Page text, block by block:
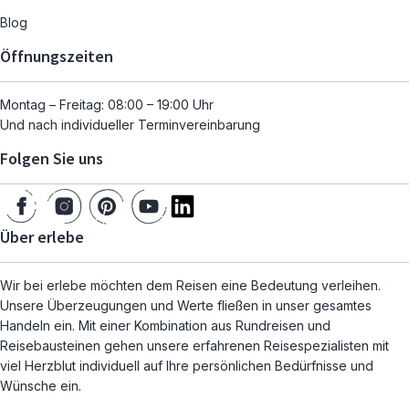
Blog
Öffnungszeiten
Montag – Freitag: 08:00 – 19:00 Uhr
Und nach individueller Terminvereinbarung
Folgen Sie uns
Über erlebe
Wir bei erlebe möchten dem Reisen eine Bedeutung verleihen.
Unsere Überzeugungen und Werte fließen in unser gesamtes
Handeln ein. Mit einer Kombination aus Rundreisen und
Reisebausteinen gehen unsere erfahrenen Reisespezialisten mit
viel Herzblut individuell auf Ihre persönlichen Bedürfnisse und
Wünsche ein.